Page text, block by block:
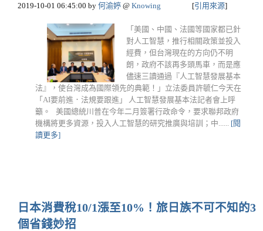
2019-10-01 06:45:00 by 何渝婷 @ Knowing [引用來源]
「美國、中國、法國等國家都已針
對人工智慧，推行相關政策並投入
經費，但台灣現在的方向仍不明
朗，政府不該再多頭馬車，而是應
儘速三讀通過『人工智慧發展基本
法』，使台灣成為國際領先的典範！」立法委員許毓仁今天在
「AI要前進．法規要跟進」 人工智慧發展基本法記者會上呼
籲。 美國總統川普在今年二月簽署行政命令，要求聯邦政府
機構將更多資源，投入人工智慧的研究推廣與培訓；中...... [閱
讀更多]
日本消費稅10/1漲至10%！旅日族不可不知的3
個省錢妙招